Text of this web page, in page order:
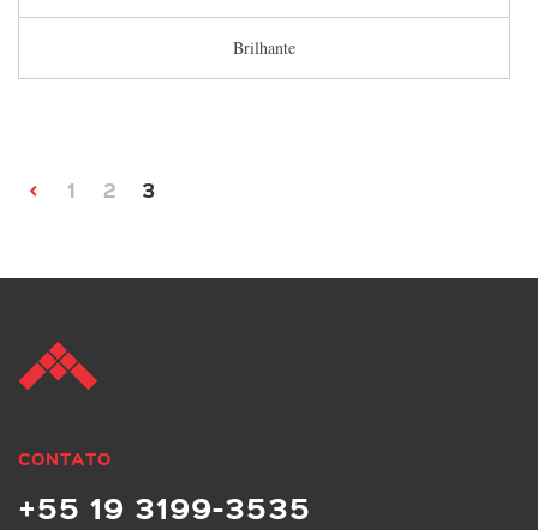
Brilhante
< 1 2 3
CONTATO
+55 19 3199-3535